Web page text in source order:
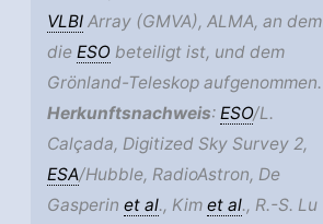
VLBI Array (GMVA), ALMA, an dem
dieESO beteiligt ist, und dem
Grönland-Teleskop aufgenommen.
Herkunftsnachweis:ESO/L.
Calçada, Digitized Sky Survey 2,
ESA/Hubble, RadioAstron, De
Gasperinet al., Kimet al., R.-S. Lu